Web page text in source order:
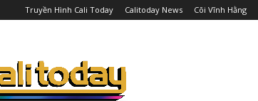
Truyền Hình Cali Today Calitoday News Cõi Vĩnh Hằng